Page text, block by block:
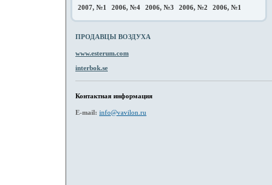
2007, №1
2006, №4 2006, №3 2006, №2 2006, №1
ПРОДАВЦЫ ВОЗДУХА
www.esterum.com
interbok.se
Контактная информация
E-mail: info@vavilon.ru